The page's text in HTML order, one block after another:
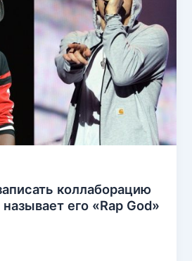
коллаборацию
его «Rap God»